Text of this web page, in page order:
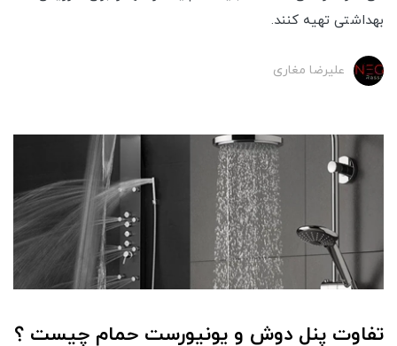
بهداشتی تهیه کنند.
علیرضا مغاری
تفاوت پنل دوش و یونیورست حمام چیست ؟